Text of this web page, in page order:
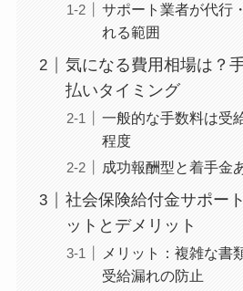
サポート業者が代行
れる範囲
気になる費用相場は？
払いタイミング
一般的な手数料は受
程度
成功報酬型と着手金
社会保険給付金サポー
ットとデメリット
メリット：複雑な書
受給漏れの防止